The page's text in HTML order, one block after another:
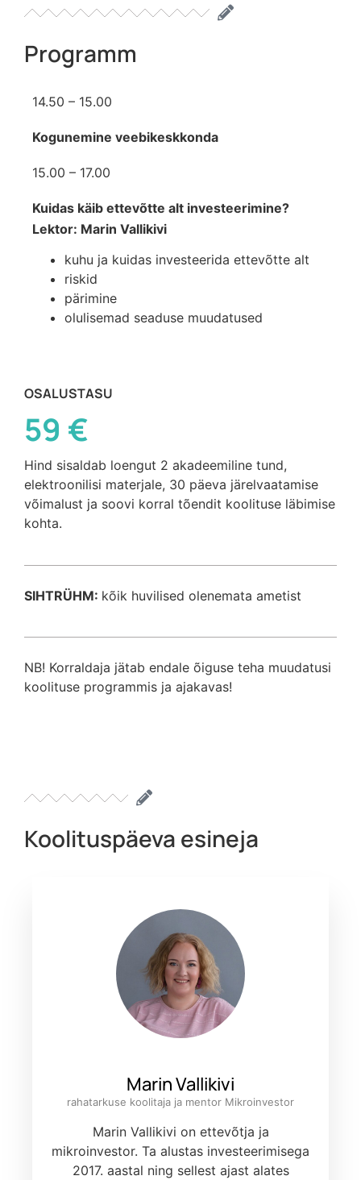
Programm
14.50 – 15.00
Kogunemine veebikeskkonda
15.00 – 17.00
Kuidas käib ettevõtte alt investeerimine?
Lektor: Marin Vallikivi
kuhu ja kuidas investeerida ettevõtte alt
riskid
pärimine
olulisemad seaduse muudatused
OSALUSTASU
59 €
Hind sisaldab loengut 2 akadeemiline tund,
elektroonilisi materjale, 30 päeva järelvaatamise
võimalust ja soovi korral tõendit koolituse läbimise
kohta.
SIHTRÜHM: kõik huvilised olenemata ametist
NB! Korraldaja jätab endale õiguse teha muudatusi
koolituse programmis ja ajakavas!
Koolituspäeva esineja
Marin Vallikivi
rahatarkuse koolitaja ja mentor Mikroinvestor
Marin Vallikivi on ettevõtja ja
mikroinvestor. Ta alustas investeerimisega
2017. aastal ning sellest ajast alates